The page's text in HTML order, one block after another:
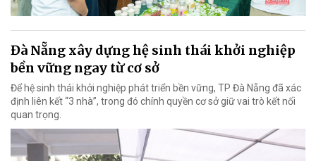
Đà Nẵng xây dựng hệ sinh thái khởi nghiệp
bền vững ngay từ cơ sở
Để hệ sinh thái khởi nghiệp phát triển bền vững, TP Đà Nẵng đã xác
định liên kết “3 nhà”, trong đó chính quyền cơ sở giữ vai trò kết nối
quan trọng.